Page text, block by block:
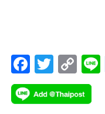
F
ac
e
T
wi
tt
C
o
p